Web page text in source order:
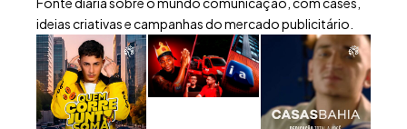
ideias criativas e campanhas do mercado publicitário.